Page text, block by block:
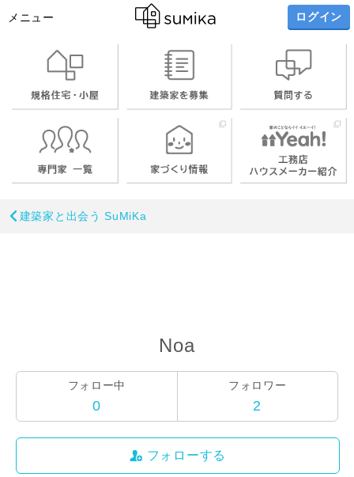
メニュー ログイン
建築家と出会う SuMiKa
Noa
フォロー中
0
フォロワー
2
フォローする